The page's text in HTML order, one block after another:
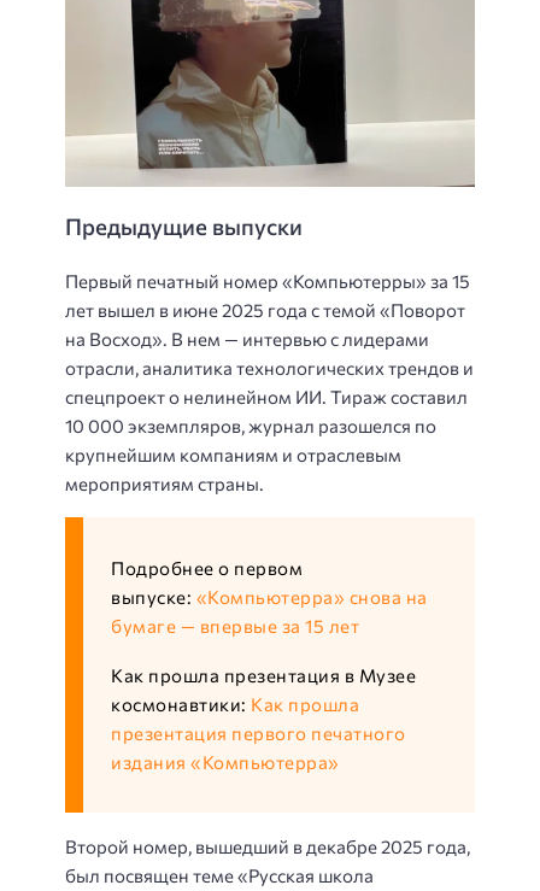
Предыдущие выпуски
Первый печатный номер «Компьютерры» за 15
лет вышел в июне 2025 года с темой «Поворот
на Восход». В нем — интервью с лидерами
отрасли, аналитика технологических трендов и
спецпроект о нелинейном ИИ. Тираж составил
10 000 экземпляров, журнал разошелся по
крупнейшим компаниям и отраслевым
мероприятиям страны.
Подробнее о первом
выпуске: «Компьютерра» снова на
бумаге — впервые за 15 лет
Как прошла презентация в Музее
космонавтики: Как прошла
презентация первого печатного
издания «Компьютерра»
Второй номер, вышедший в декабре 2025 года,
был посвящен теме «Русская школа